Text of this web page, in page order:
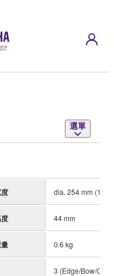
選單
dia. 254 mm (10")
44 mm
0.6 kg
3 (Edge/Bow/Cup)